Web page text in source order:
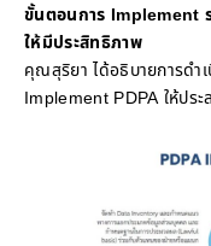
ขั้นตอนการ Implement
ให้มีประสิทธิภาพ
คุณสุริยา ได้อธิบายการดำ
Implement PDPA ให้ปร